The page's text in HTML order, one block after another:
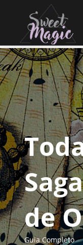
de
Guia Completo